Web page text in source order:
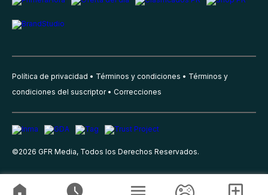
Política de privacidad Términos y condiciones
Términos y
condiciones del suscriptor
Correcciones
©2026 GFR Media, Todos los Derechos Reservados.